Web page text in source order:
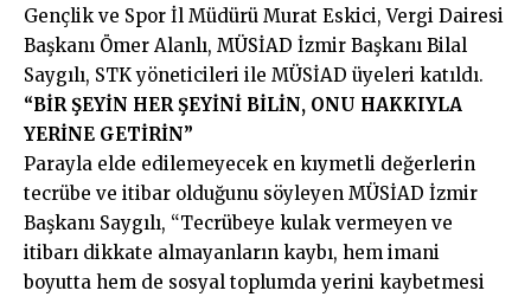
Gençlik ve Spor İl Müdürü Murat Eskici, Vergi Dairesi
Başkanı Ömer Alanlı, MÜSİAD İzmir Başkanı Bilal
Saygılı, STK yöneticileri ile MÜSİAD üyeleri katıldı.
“BİR ŞEYİN HER ŞEYİNİ BİLİN, ONU HAKKIYLA
YERİNE GETİRİN”
Parayla elde edilemeyecek en kıymetli değerlerin
tecrübe ve itibar olduğunu söyleyen MÜSİAD İzmir
Başkanı Saygılı, “Tecrübeye kulak vermeyen ve
itibarı dikkate almayanların kaybı, hem imani
boyutta hem de sosyal toplumda yerini kaybetmesi